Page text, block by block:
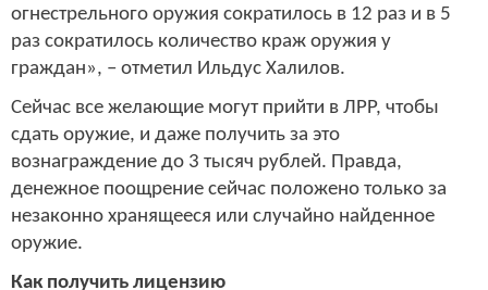
огнестрельного оружия сократилось в 12 раз и в 5
раз сократилось количество краж оружия у
граждан», – отметил Ильдус Халилов.
Сейчас все желающие могут прийти в ЛРР, чтобы
сдать оружие, и даже получить за это
вознаграждение до 3 тысяч рублей. Правда,
денежное поощрение сейчас положено только за
незаконно хранящееся или случайно найденное
оружие.
Как получить лицензию